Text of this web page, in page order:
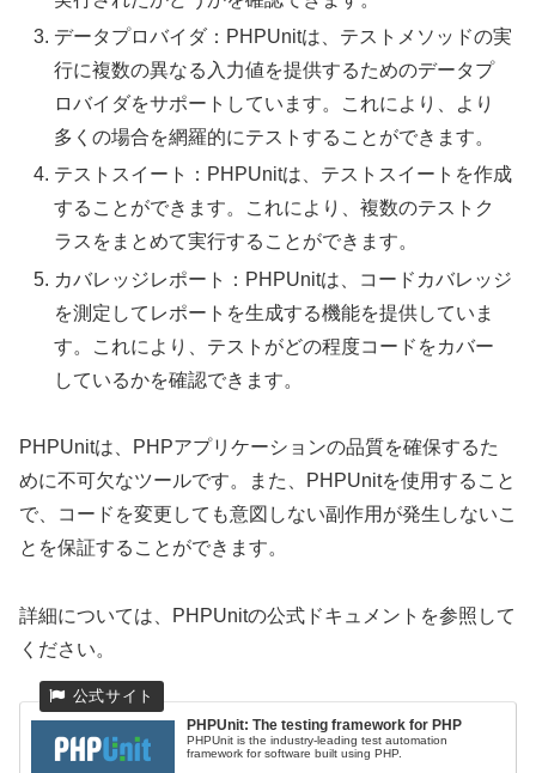
データプロバイダ：PHPUnitは、テストメソッドの実
行に複数の異なる入力値を提供するためのデータプ
ロバイダをサポートしています。これにより、より
多くの場合を網羅的にテストすることができます。
テストスイート：PHPUnitは、テストスイートを作成
することができます。これにより、複数のテストク
ラスをまとめて実行することができます。
カバレッジレポート：PHPUnitは、コードカバレッジ
を測定してレポートを生成する機能を提供していま
す。これにより、テストがどの程度コードをカバー
しているかを確認できます。
PHPUnitは、PHPアプリケーションの品質を確保するた
めに不可欠なツールです。また、PHPUnitを使用すること
で、コードを変更しても意図しない副作用が発生しないこ
とを保証することができます。
詳細については、PHPUnitの公式ドキュメントを参照して
ください。
PHPUnit: The testing framework for PHP
PHPUnit is the industry-leading test automation
framework for software built using PHP.